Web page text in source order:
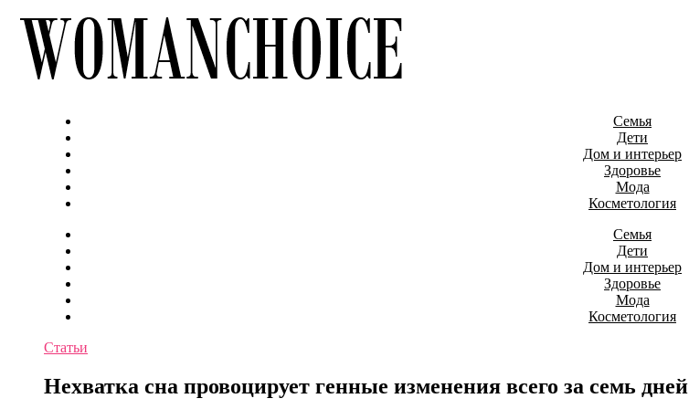
Семья
Дети
Дом и интерьер
Здоровье
Мода
Косметология
Семья
Дети
Дом и интерьер
Здоровье
Мода
Косметология
Статьи
Нехватка сна провоцирует генные изменения всего за семь дней